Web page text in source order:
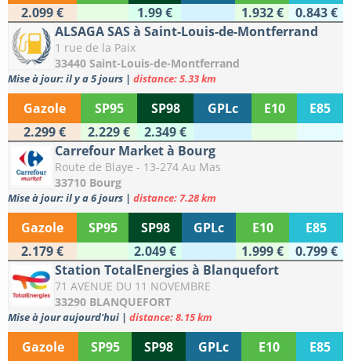
2.099 €
1.99 € 1.932 €
0.843 €
ALSAGA SAS à Saint-Louis-de-Montferrand
1 rue de la Paix
33440 Saint-Louis-de-Montferrand
Mise à jour: il y a 5 jours | distance: 5.33 km
Gazole SP95 SP98 GPLc E10
E85
2.299 €
2.229 €
2.349 €
Carrefour Market à Bourg
Route de Blaye - 13-274 Au Mas
33710 Bourg
Mise à jour: il y a 6 jours | distance: 7.28 km
Gazole SP95 SP98 GPLc E10
E85
2.179 €
2.049 € 1.999 €
0.799 €
Station TotalEnergies à Blanquefort
71 AVENUE DU 11 NOVEMBRE
33290 BLANQUEFORT
Mise à jour aujourd'hui | distance: 8.15 km
Gazole SP95 SP98 GPLc E10
E85